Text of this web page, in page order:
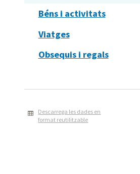
Béns i activitats
Viatges
Obsequis i regals
Descarrega les dades en
format reutilitzable